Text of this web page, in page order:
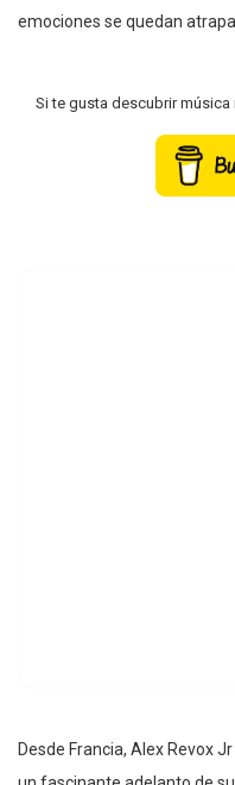
emociones se quedan
Si te gusta descubrir música
Desde Francia, Alex Revox